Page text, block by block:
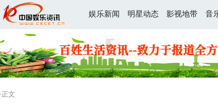
娱乐新闻 明星动态 影视地带 音
文